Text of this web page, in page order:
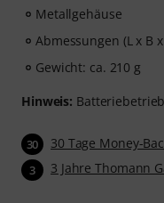
Metallgehäuse
Abmessungen (L x B
Gewicht: ca. 210 g
Hinweis:
30 30 Tage Money-
3 3 Jahre Thomann